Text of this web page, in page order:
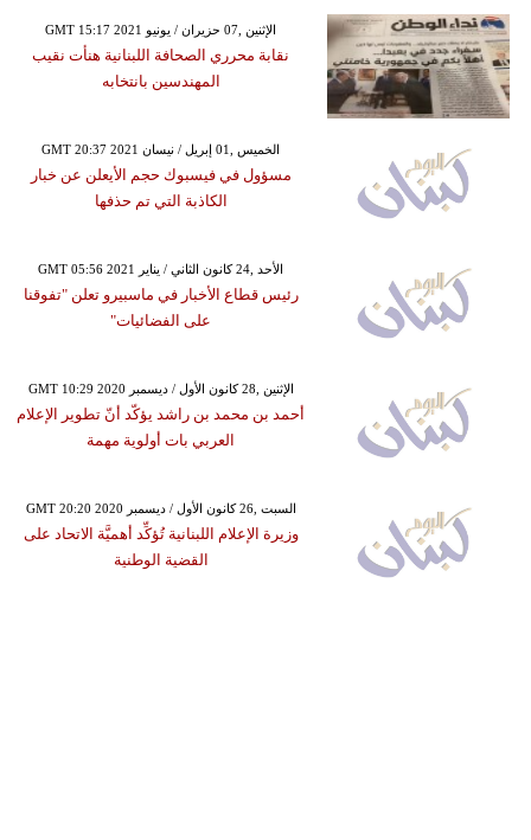
GMT 15:17 2021 الإثنين ,07 حزيران / يونيو
نقابة محرري الصحافة اللبنانية هنأت نقيب
المهندسين بانتخابه
GMT 20:37 2021 الخميس ,01 إبريل / نيسان
مسؤول في فيسبوك حجم الأيعلن عن خبار
الكاذبة التي تم حذفها
GMT 05:56 2021 الأحد ,24 كانون الثاني / يناير
رئيس قطاع الأخبار في ماسبيرو تعلن "تفوقنا
على الفضائيات"
GMT 10:29 2020 الإثنين ,28 كانون الأول / ديسمبر
أحمد بن محمد بن راشد يؤكّد أنّ تطوير الإعلام
العربي بات أولوية مهمة
GMT 20:20 2020 السبت ,26 كانون الأول / ديسمبر
وزيرة الإعلام اللبنانية تُؤكِّد أهميَّة الاتحاد على
القضية الوطنية